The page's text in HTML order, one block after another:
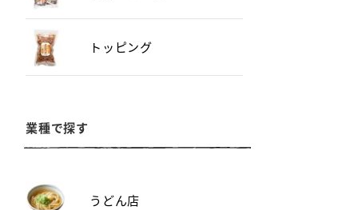
トッピング
業種で探す
うどん店